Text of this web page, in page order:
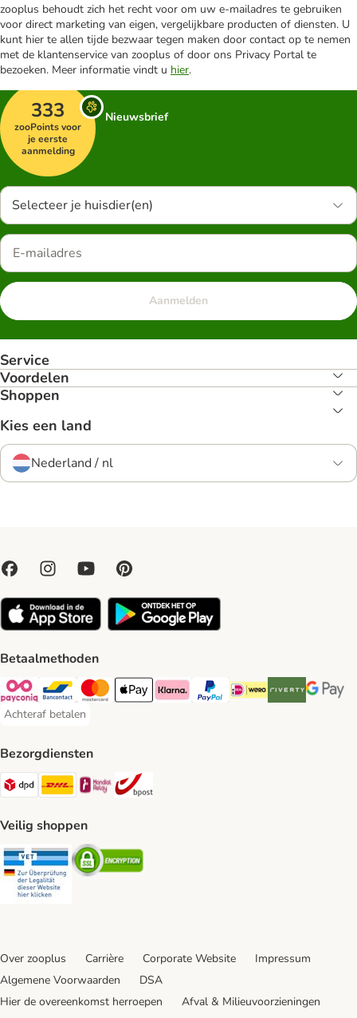
zooplus behoudt zich het recht voor om uw e-mailadres te gebruiken
voor direct marketing van eigen, vergelijkbare producten of diensten. U
kunt hier te allen tijde bezwaar tegen maken door contact op te nemen
met de klantenservice van zooplus of door ons Privacy Portal te
bezoeken. Meer informatie vindt u hier.
333
zooPoints voor
je eerste
aanmelding
Nieuwsbrief
Selecteer je huisdier(en)
Aanmelden
Service
Voordelen
Shoppen
Kies een land
Nederland / nl
Betaalmethoden
Payconiq Payment Method
Bancontact Payment Method
Mastercard Payment Method
Apple Pay Payment Method
Klarna Payment Method
PayPal Payment Method
iDeal Payment Method
Riverty Payment
Google
Achteraf betalen
Achteraf betalen Payment Method
Bezorgdiensten
Dpd Shipping Method
DHL Shipping Method
Mondial Relay Shipping Method
Veilig shoppen
Security Security
Over zooplus Carrière Corporate Website
Impressum
Algemene Voorwaarden
DSA
Hier de overeenkomst herroepen
Afval & Milieuvoorzieningen